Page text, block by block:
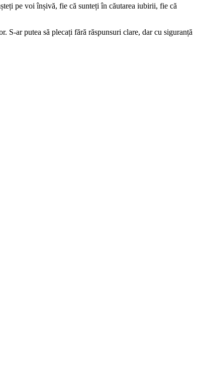
pe voi înșivă, fie că sunteți în căutarea iubirii, fie că
S-ar putea să plecați fără răspunsuri clare, dar cu siguranță